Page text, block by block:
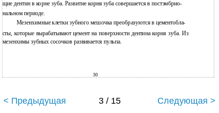
щие дентин в корне зуба. Развитие корня зуба совершается в постэмбрио-
нальном периоде.
Мезенхимные клетки зубного мешочка преобразуются в цементобла-
сты, которые вырабатывают цемент на поверхности дентина корня зуба. Из
мезенхимы зубных сосочков развивается пульпа.
30
< Предыдущая 3 / 15 Следующая >